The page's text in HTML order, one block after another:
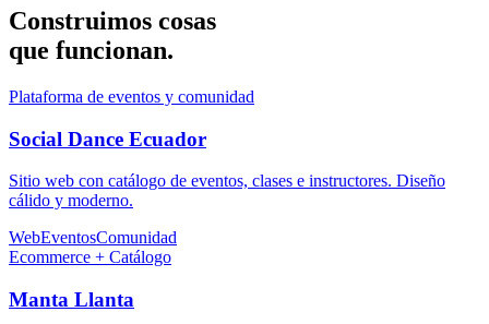
Construimos cosas
que funcionan.